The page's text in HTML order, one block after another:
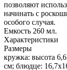
позволяют
начинать с
особого случая.
Емкость 260 мл.
Характеристики
Размеры
кружка: высота
см; блюдце: